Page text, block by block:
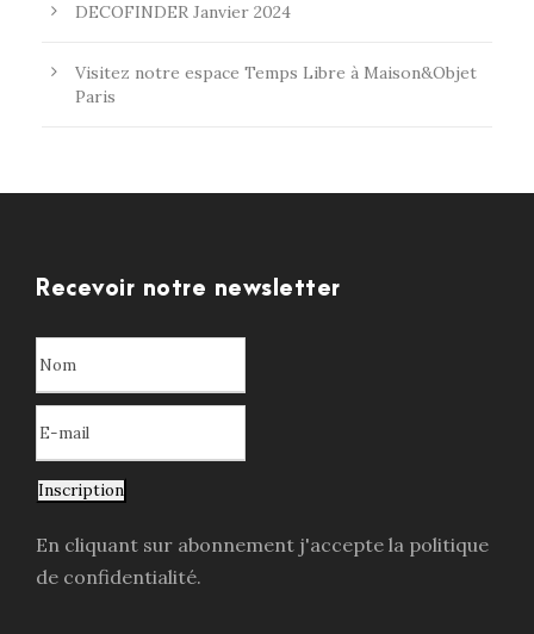
DECOFINDER Janvier 2024
Visitez notre espace Temps Libre à Maison&Objet
Paris
Recevoir notre newsletter
Inscription
En cliquant sur abonnement j'accepte la politique
de confidentialité.